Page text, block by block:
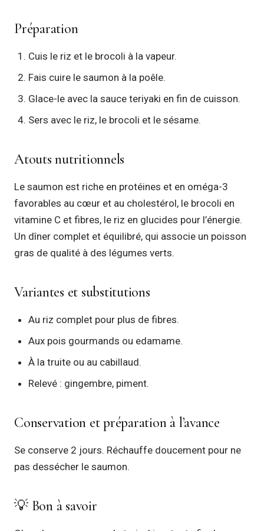
Préparation
Cuis le riz et le brocoli à la vapeur.
Fais cuire le saumon à la poêle.
Glace-le avec la sauce teriyaki en fin de cuisson.
Sers avec le riz, le brocoli et le sésame.
Atouts nutritionnels
Le saumon est riche en protéines et en oméga-3
favorables au cœur et au cholestérol, le brocoli en
vitamine C et fibres, le riz en glucides pour l’énergie.
Un dîner complet et équilibré, qui associe un poisson
gras de qualité à des légumes verts.
Variantes et substitutions
Au riz complet pour plus de fibres.
Aux pois gourmands ou edamame.
À la truite ou au cabillaud.
Relevé : gingembre, piment.
Conservation et préparation à l’avance
Se conserve 2 jours. Réchauffe doucement pour ne
pas dessécher le saumon.
💡 Bon à savoir